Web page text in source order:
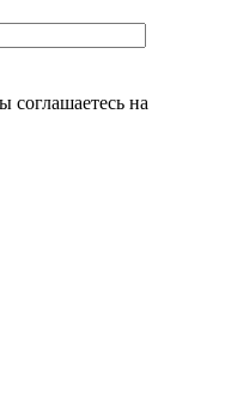
соглашаетесь на